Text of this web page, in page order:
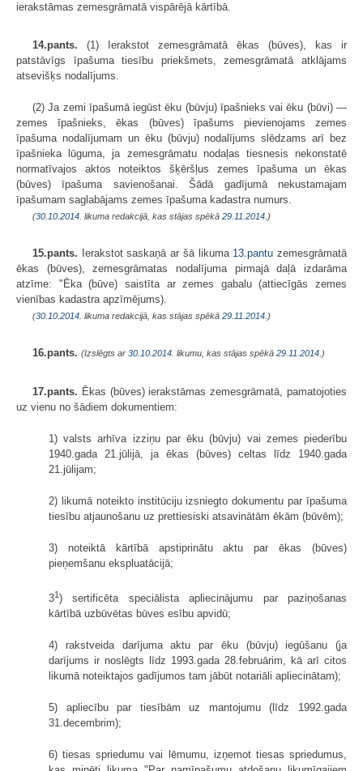
ierakstāmas zemesgrāmatā vispārējā kārtībā.
14.pants. (1) Ierakstot zemesgrāmatā ēkas (būves), kas ir
patstāvīgs īpašuma tiesību priekšmets, zemesgrāmatā atklājams
atsevišķs nodalījums.
(2) Ja zemi īpašumā iegūst ēku (būvju) īpašnieks vai ēku (būvi) —
zemes īpašnieks, ēkas (būves) īpašums pievienojams zemes
īpašuma nodalījumam un ēku (būvju) nodalījums slēdzams arī bez
īpašnieka lūguma, ja zemesgrāmatu nodaļas tiesnesis nekonstatē
normatīvajos aktos noteiktos šķēršļus zemes īpašuma un ēkas
(būves) īpašuma savienošanai. Šādā gadījumā nekustamajam
īpašumam saglabājams zemes īpašuma kadastra numurs.
(30.10.2014 . likuma redakcijā, kas stājas spēkā 29.11.2014. )
15.pants. Ierakstot saskaņā ar šā likuma 13.pantu zemesgrāmatā
ēkas (būves), zemesgrāmatas nodalījuma pirmajā daļā izdarāma
atzīme: "Ēka (būve) saistīta ar zemes gabalu (attiecīgās zemes
vienības kadastra apzīmējums).
(30.10.2014 . likuma redakcijā, kas stājas spēkā 29.11.2014. )
16.pants. (Izslēgts ar 30.10.2014 . likumu, kas stājas spēkā 29.11.2014. )
17.pants. Ēkas (būves) ierakstāmas zemesgrāmatā, pamatojoties
uz vienu no šādiem dokumentiem:
1) valsts arhīva izziņu par ēku (būvju) vai zemes piederību
1940.gada 21.jūlijā, ja ēkas (būves) celtas līdz 1940.gada
21.jūlijam;
2) likumā noteikto institūciju izsniegto dokumentu par īpašuma
tiesību atjaunošanu uz prettiesiski atsavinātām ēkām (būvēm);
3) noteiktā kārtībā apstiprinātu aktu par ēkas (būves)
pieņemšanu ekspluatācijā;
31) sertificēta speciālista apliecinājumu par paziņošanas
kārtībā uzbūvētas būves esību apvidū;
4) rakstveida darījuma aktu par ēku (būvju) iegūšanu (ja
darījums ir noslēgts līdz 1993.gada 28.februārim, kā arī citos
likumā noteiktajos gadījumos tam jābūt notariāli apliecinātam);
5) apliecību par tiesībām uz mantojumu (līdz 1992.gada
31.decembrim);
6) tiesas spriedumu vai lēmumu, izņemot tiesas spriedumus,